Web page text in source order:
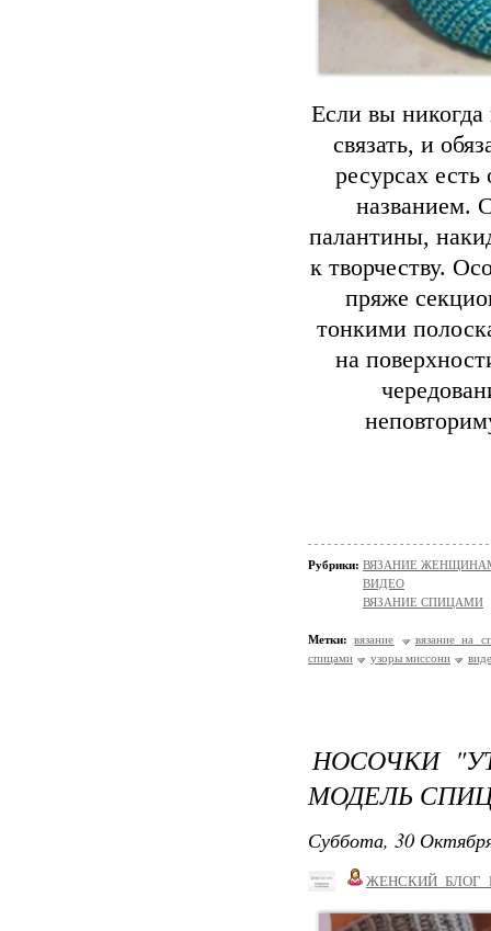
Если вы
связать, и
ресурсах
названием.
палантины,
к творчеству.
пряже
тонкими
на
Рубрики: ВЯЗАНИЕ ЖЕНЩИНАМ/
ВИДЕО
ВЯЗАНИЕ СПИЦАМИ
Метки: вязание
вязание на
спицами
узоры миссони
НОСОЧКИ
МОДЕЛЬ
Суббота, 30